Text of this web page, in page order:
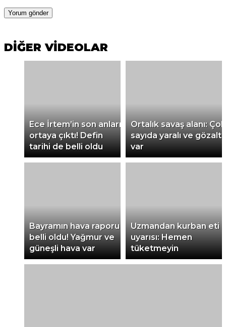
DİĞER VİDEOLAR
Ece İrtem’in son anları
ortaya çıktı! Defin
tarihi de belli oldu
Ortalık savaş alanı: Çok
sayıda yaralı ve gözaltı
var
Bayramın hava raporu
belli oldu! Yağmur ve
güneşli hava var
Uzmandan kurban eti
uyarısı: Hemen
tüketmeyin